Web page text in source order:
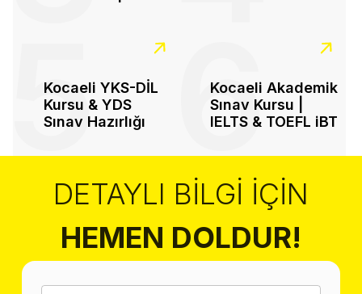
Kocaeli YKS-DİL
Kursu & YDS
Sınav Hazırlığı
5
Kocaeli Akademik
Sınav Kursu |
IELTS & TOEFL iBT
6
DETAYLI BILGI İÇIN
HEMEN DOLDUR!